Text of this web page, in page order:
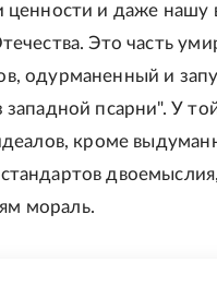
и даже нашу
Это часть
одурманенный и
псарни". У
кроме
мораль.